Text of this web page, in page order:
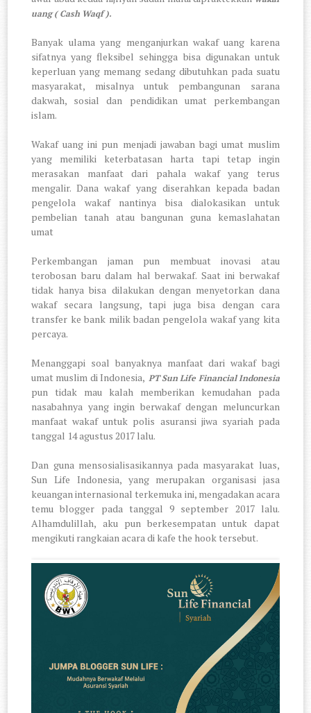
uang ( Cash Waqf ).
Banyak ulama yang menganjurkan wakaf uang karena
sifatnya yang fleksibel sehingga bisa digunakan untuk
keperluan yang memang sedang dibutuhkan pada suatu
masyarakat, misalnya untuk pembangunan sarana
dakwah, sosial dan pendidikan umat perkembangan
islam.
Wakaf uang ini pun menjadi jawaban bagi umat muslim
yang memiliki keterbatasan harta tapi tetap ingin
merasakan manfaat dari pahala wakaf yang terus
mengalir. Dana wakaf yang diserahkan kepada badan
pengelola wakaf nantinya bisa dialokasikan untuk
pembelian tanah atau bangunan guna kemaslahatan
umat
Perkembangan jaman pun membuat inovasi atau
terobosan baru dalam hal berwakaf. Saat ini berwakaf
tidak hanya bisa dilakukan dengan menyetorkan dana
wakaf secara langsung, tapi juga bisa dengan cara
transfer ke bank milik badan pengelola wakaf yang kita
percaya.
Menanggapi soal banyaknya manfaat dari wakaf bagi
umat muslim di Indonesia, PT Sun Life Financial Indonesia
pun tidak mau kalah memberikan kemudahan pada
nasabahnya yang ingin berwakaf dengan meluncurkan
manfaat wakaf untuk polis asuransi jiwa syariah pada
tanggal 14 agustus 2017 lalu.
Dan guna mensosialisasikannya pada masyarakat luas,
Sun Life Indonesia, yang merupakan organisasi jasa
keuangan internasional terkemuka ini, mengadakan acara
temu blogger pada tanggal 9 september 2017 lalu.
Alhamdulillah, aku pun berkesempatan untuk dapat
mengikuti rangkaian acara di kafe the hook tersebut.